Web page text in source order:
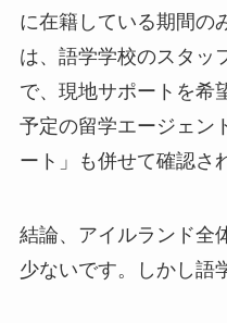
に在籍している期間の
は、語学学校のスタッ
で、現地サポートを希
予定の留学エージェン
ート」も併せて確認さ
結論、アイルランド全
少ないです。しかし語